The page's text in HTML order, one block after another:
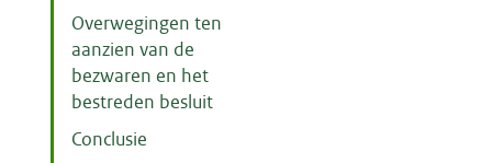
Overwegingen ten
aanzien van de
bezwaren en het
bestreden besluit
Conclusie